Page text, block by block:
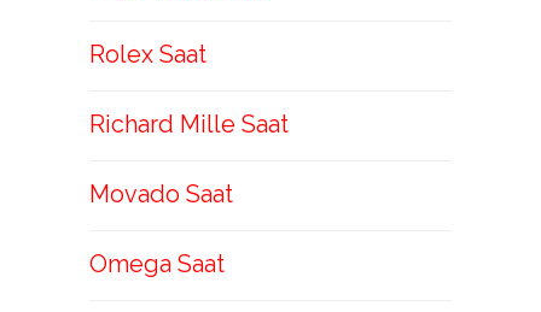
Rolex Saat
Richard Mille Saat
Movado Saat
Omega Saat